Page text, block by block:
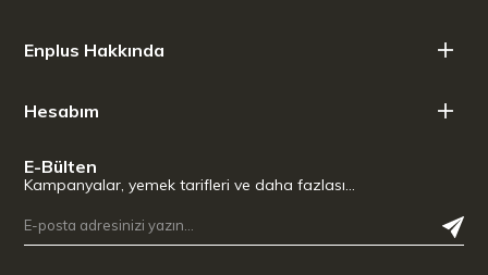
Enplus Hakkında
Hesabım
E-Bülten
Kampanyalar, yemek tarifleri ve daha fazlası…